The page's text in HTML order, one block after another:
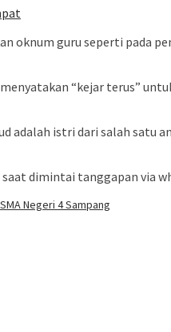
oknum guru seperti pada
“kejar terus”
adalah istri dari salah satu
dimintai tanggapan
SMA Negeri 4 Sampang